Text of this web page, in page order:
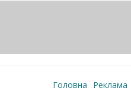
Головна Реклама